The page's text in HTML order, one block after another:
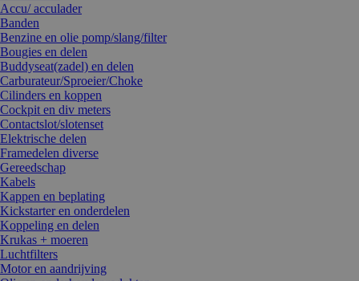
Accu/ acculader
Banden
Benzine en olie pomp/slang/filter
Bougies en delen
Buddyseat(zadel) en delen
Carburateur/Sproeier/Choke
Cilinders en koppen
Cockpit en div meters
Contactslot/slotenset
Elektrische delen
Framedelen diverse
Gereedschap
Kabels
Kappen en beplating
Kickstarter en onderdelen
Koppeling en delen
Krukas + moeren
Luchtfilters
Motor en aandrijving